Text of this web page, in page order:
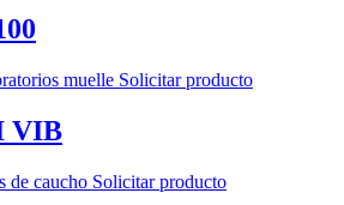
Solicitar producto
VIB
Solicitar producto